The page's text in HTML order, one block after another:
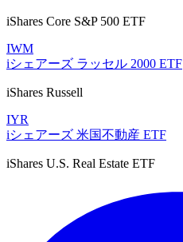
iShares Core S&P 500 ETF
IWM
iシェアーズ ラッセル 2000 ETF
iShares Russell
IYR
iシェアーズ 米国不動産 ETF
iShares U.S. Real Estate ETF